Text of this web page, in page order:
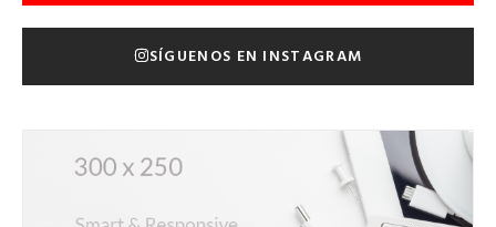
SÍGUENOS EN INSTAGRAM